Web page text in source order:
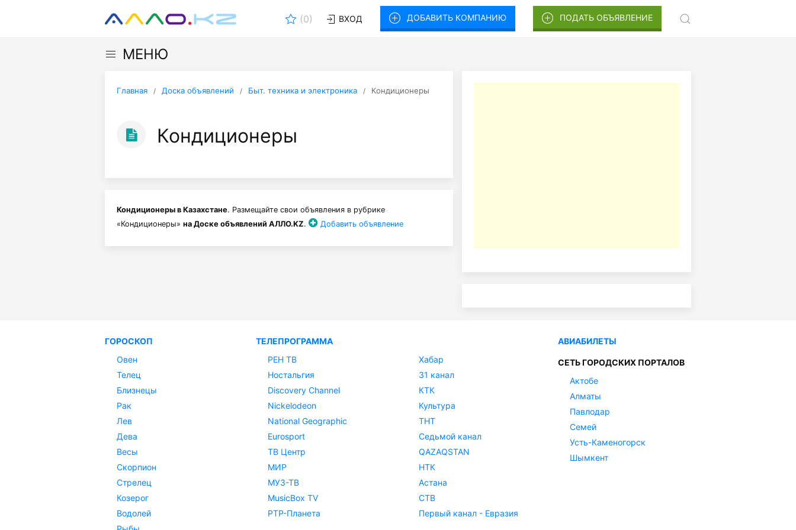
(0) ВХОД ДОБАВИТЬ КОМПАНИЮ ПОДАТЬ ОБЪЯВЛЕНИЕ
МЕНЮ
Главная Доска объявлений Быт. техника и электроника Кондиционеры
Кондиционеры
Кондиционеры в Казахстане. Размещайте свои объявления в рубрике
«Кондиционеры» на Доске объявлений АЛЛО.KZ. Добавить объявление
ГОРОСКОП
Овен
Телец
Близнецы
Рак
Лев
Дева
Весы
Скорпион
Стрелец
Козерог
Водолей
ТЕЛЕПРОГРАММА
РЕН ТВ
Ностальгия
Discovery Channel
Nickelodeon
National Geographic
Eurosport
ТВ Центр
МИР
МУЗ-ТВ
MusicBox TV
РТР-Планета
Хабар
31 канал
КТК
Культура
ТНТ
Седьмой канал
QAZAQSTAN
НТК
Астана
СТВ
Первый канал - Евразия
АВИАБИЛЕТЫ
СЕТЬ ГОРОДСКИХ ПОРТАЛОВ
Актобе
Алматы
Павлодар
Семей
Усть-Каменогорск
Шымкент